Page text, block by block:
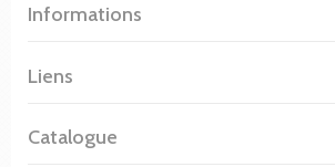
Informations
Liens
Catalogue